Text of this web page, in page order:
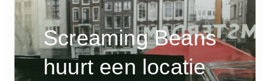
Screaming Beans
huurt een locatie